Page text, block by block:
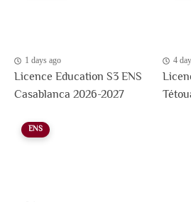
1 days ago
Licence Education S3 ENS
Casablanca 2026-2027
4
ENS